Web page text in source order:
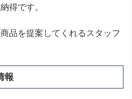
得です。
品を提案してくれるスタッフ
報